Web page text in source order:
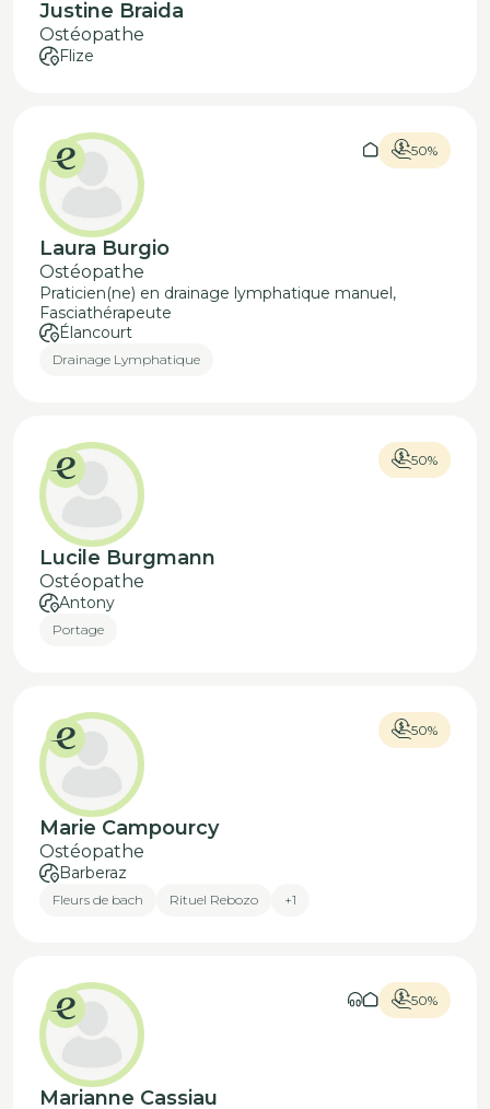
Justine Braida
Ostéopathe
Flize
50%
Laura Burgio
Ostéopathe
Praticien(ne) en drainage lymphatique manuel,
Fasciathérapeute
Élancourt
Drainage Lymphatique
50%
Lucile Burgmann
Ostéopathe
Antony
Portage
50%
Marie Campourcy
Ostéopathe
Barberaz
Fleurs de bach Rituel Rebozo +1
50%
Marianne Cassiau